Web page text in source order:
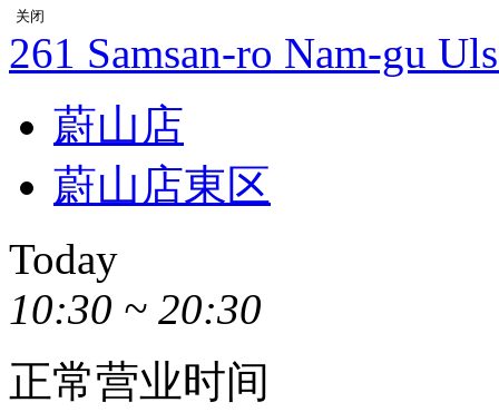
关闭
Address
261 Samsan-ro Nam-gu
蔚山店
蔚山店東区
Today
10:30 ~ 20:30
正常营业时间